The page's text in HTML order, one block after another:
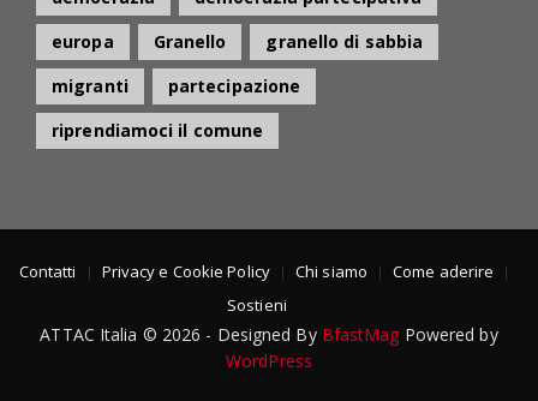
europa
Granello
granello di sabbia
migranti
partecipazione
riprendiamoci il comune
Contatti Privacy e Cookie Policy Chi siamo
Come aderire
Sostieni
ATTAC Italia © 2026 - Designed By BfastMag Powered by
WordPress